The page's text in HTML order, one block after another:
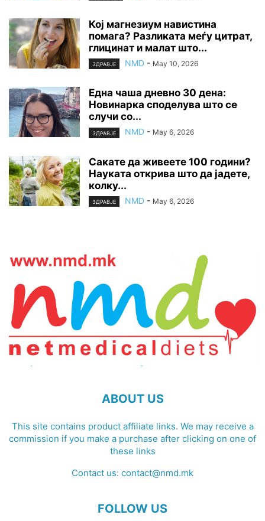
Кој магнезиум навистина
помага? Разликата меѓу цитрат,
глицинат и малат што...
ЗДРАВЈЕ NMD - May 10, 2026
Една чаша дневно 30 дена:
Новинарка споделува што се
случи со...
ЗДРАВЈЕ NMD - May 6, 2026
Сакате да живеете 100 години?
Науката открива што да јадете,
колку...
ЗДРАВЈЕ NMD - May 6, 2026
ABOUT US
This site contains product affiliate links. We may receive a
commission if you make a purchase after clicking on one of
these links
Contact us: contact@nmd.mk
FOLLOW US